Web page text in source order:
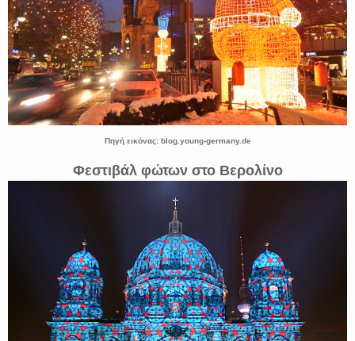
Πηγή εικόνας: blog.young-germany.de
Φεστιβάλ φώτων στο Βερολίνο